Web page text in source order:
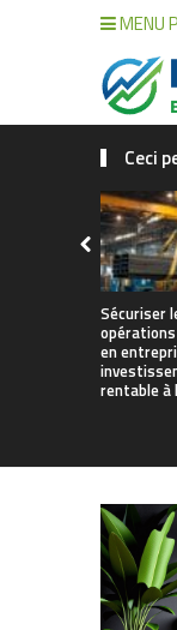
MENU
Ceci
Sécuriser
en
rentable à